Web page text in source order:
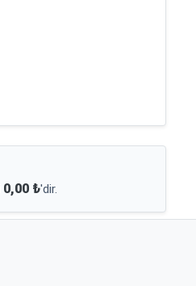
0,00 ₺'dir.